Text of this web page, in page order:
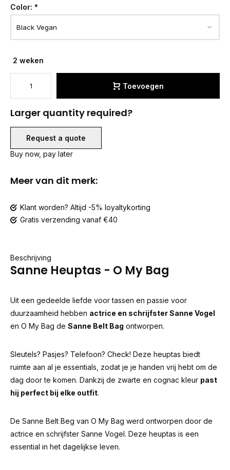
Color: *
2 weken
Toevoegen
Larger quantity required?
Request a quote
Buy now, pay later
Meer van dit merk:
Klant worden? Altijd -5% loyaltykorting
Gratis verzending vanaf €40
Beschrijving
Sanne Heuptas - O My Bag
Uit een gedeelde liefde voor tassen en passie voor
duurzaamheid hebben actrice en schrijfster Sanne Vogel
en O My Bag de Sanne Belt Bag ontworpen.
Sleutels? Pasjes? Telefoon? Check! Deze heuptas biedt
ruimte aan al je essentials, zodat je je handen vrij hebt om de
dag door te komen. Dankzij de zwarte en cognac kleur past
hij perfect bij elke outfit.
De Sanne Belt Beg van O My Bag werd ontworpen door de
actrice en schrijfster Sanne Vogel. Deze heuptas is een
essential in het dagelijkse leven.